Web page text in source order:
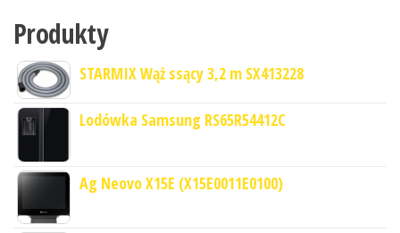
Produkty
STARMIX Wąż ssący 3,2 m SX413228
Lodówka Samsung RS65R54412C
Ag Neovo X15E (X15E0011E0100)